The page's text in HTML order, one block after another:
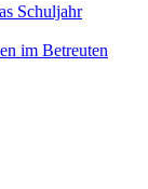
Schuljahr
im Betreuten